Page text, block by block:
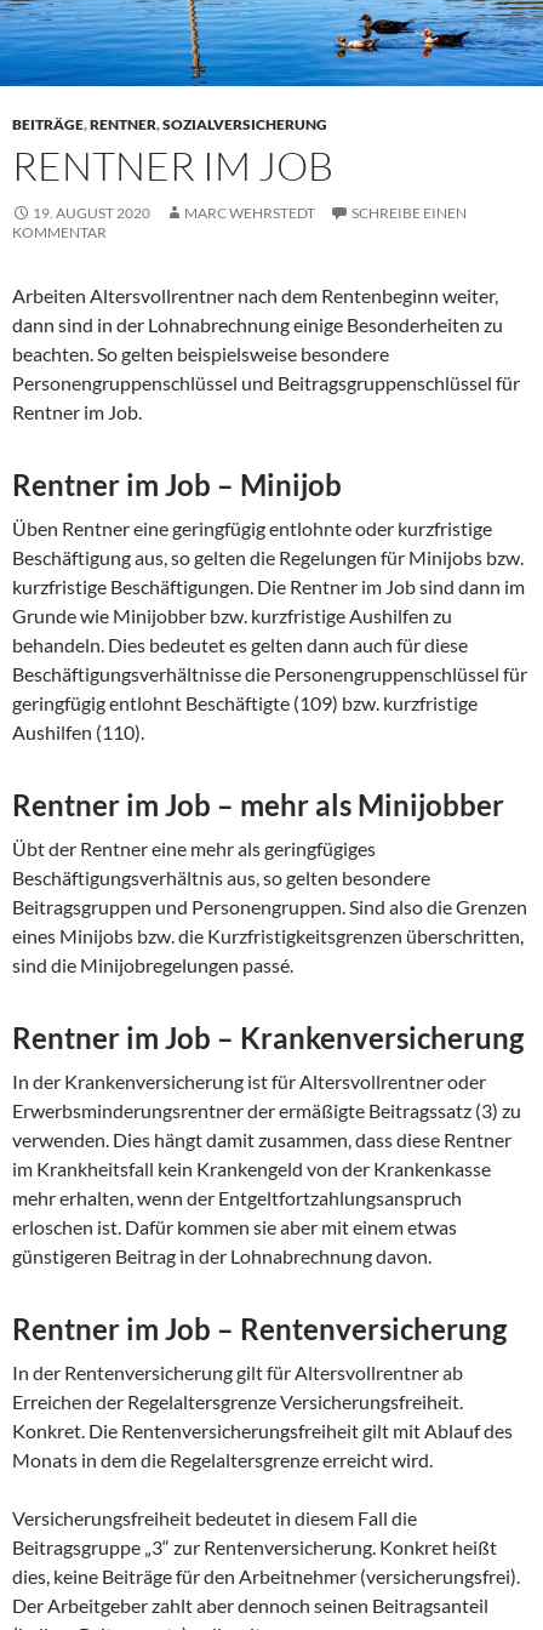
BEITRÄGE,RENTNER,SOZIALVERSICHERUNG
RENTNER IM JOB
19. AUGUST 2020 MARC WEHRSTEDT
SCHREIBE EINEN
KOMMENTAR
Arbeiten Altersvollrentner nach dem Rentenbeginn weiter,
dann sind in der Lohnabrechnung einige Besonderheiten zu
beachten. So gelten beispielsweise besondere
Personengruppenschlüssel und Beitragsgruppenschlüssel für
Rentner im Job.
Rentner im Job – Minijob
Üben Rentner eine geringfügig entlohnte oder kurzfristige
Beschäftigung aus, so gelten die Regelungen für Minijobs bzw.
kurzfristige Beschäftigungen. Die Rentner im Job sind dann im
Grunde wie Minijobber bzw. kurzfristige Aushilfen zu
behandeln. Dies bedeutet es gelten dann auch für diese
Beschäftigungsverhältnisse die Personengruppenschlüssel für
geringfügig entlohnt Beschäftigte (109) bzw. kurzfristige
Aushilfen (110).
Rentner im Job – mehr als Minijobber
Übt der Rentner eine mehr als geringfügiges
Beschäftigungsverhältnis aus, so gelten besondere
Beitragsgruppen und Personengruppen. Sind also die Grenzen
eines Minijobs bzw. die Kurzfristigkeitsgrenzen überschritten,
sind die Minijobregelungen passé.
Rentner im Job – Krankenversicherung
In der Krankenversicherung ist für Altersvollrentner oder
Erwerbsminderungsrentner der ermäßigte Beitragssatz (3) zu
verwenden. Dies hängt damit zusammen, dass diese Rentner
im Krankheitsfall kein Krankengeld von der Krankenkasse
mehr erhalten, wenn der Entgeltfortzahlungsanspruch
erloschen ist. Dafür kommen sie aber mit einem etwas
günstigeren Beitrag in der Lohnabrechnung davon.
Rentner im Job – Rentenversicherung
In der Rentenversicherung gilt für Altersvollrentner ab
Erreichen der Regelaltersgrenze Versicherungsfreiheit.
Konkret. Die Rentenversicherungsfreiheit gilt mit Ablauf des
Monats in dem die Regelaltersgrenze erreicht wird.
Versicherungsfreiheit bedeutet in diesem Fall die
Beitragsgruppe „3“ zur Rentenversicherung. Konkret heißt
dies, keine Beiträge für den Arbeitnehmer (versicherungsfrei).
Der Arbeitgeber zahlt aber dennoch seinen Beitragsanteil